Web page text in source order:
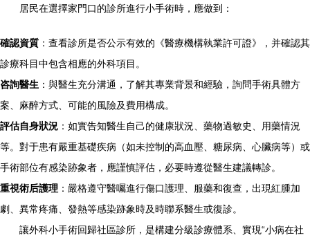
居民在選擇家門口的診所進行小手術時，應做到：
確認資質 ：查看診所是否公示有效的《醫療機構執業許可證》，并確認其
診療科目中包含相應的外科項目。
咨詢醫生 ：與醫生充分溝通，了解其專業背景和經驗，詢問手術具體方
案、麻醉方式、可能的風險及費用構成。
評估自身狀況 ：如實告知醫生自己的健康狀況、藥物過敏史、用藥情況
等。對于患有嚴重基礎疾病（如未控制的高血壓、糖尿病、心臟病等）或
手術部位有感染跡象者，應謹慎評估，必要時遵從醫生建議轉診。
重視術后護理 ：嚴格遵守醫囑進行傷口護理、服藥和復查，出現紅腫加
劇、異常疼痛、發熱等感染跡象時及時聯系醫生或復診。
讓外科小手術回歸社區診所，是構建分級診療體系、實現“小病在社